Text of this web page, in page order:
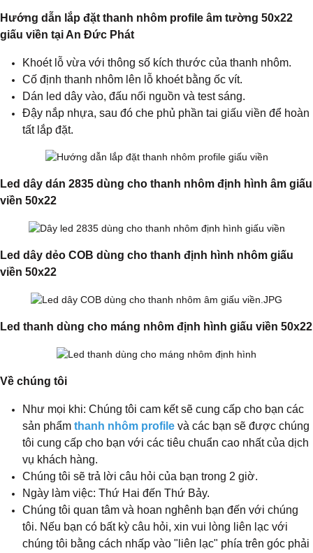
Hướng dẫn lắp đặt thanh nhôm profile âm tường 50x22
giấu viền tại An Đức Phát
Khoét lỗ vừa với thông số kích thước của thanh nhôm.
Cố định thanh nhôm lên lỗ khoét bằng ốc vít.
Dán led dây vào, đấu nối nguồn và test sáng.
Đậy nắp nhựa, sau đó che phủ phần tai giấu viền để hoàn
tất lắp đặt.
Led dây dán 2835 dùng cho thanh nhôm định hình âm giấu
viền 50x22
Led dây dẻo COB dùng cho thanh định hình nhôm giấu
viền 50x22
Led thanh dùng cho máng nhôm định hình giấu viền 50x22
Về chúng tôi
Như mọi khi: Chúng tôi cam kết sẽ cung cấp cho bạn các
sản phẩm thanh nhôm profile và các bạn sẽ được chúng
tôi cung cấp cho bạn với các tiêu chuẩn cao nhất của dịch
vụ khách hàng.
Chúng tôi sẽ trả lời câu hỏi của bạn trong 2 giờ.
Ngày làm việc: Thứ Hai đến Thứ Bảy.
Chúng tôi quan tâm và hoan nghênh bạn đến với chúng
tôi. Nếu bạn có bất kỳ câu hỏi, xin vui lòng liên lạc với
chúng tôi bằng cách nhấp vào "liên lạc" phía trên góc phải